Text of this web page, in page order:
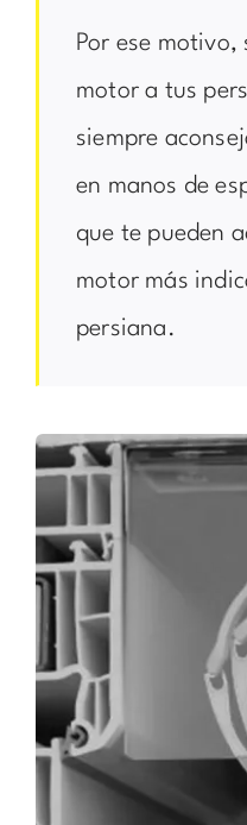
Por ese motivo,
motor a tus
siempre
en manos de
que te pueden
motor más
persiana.